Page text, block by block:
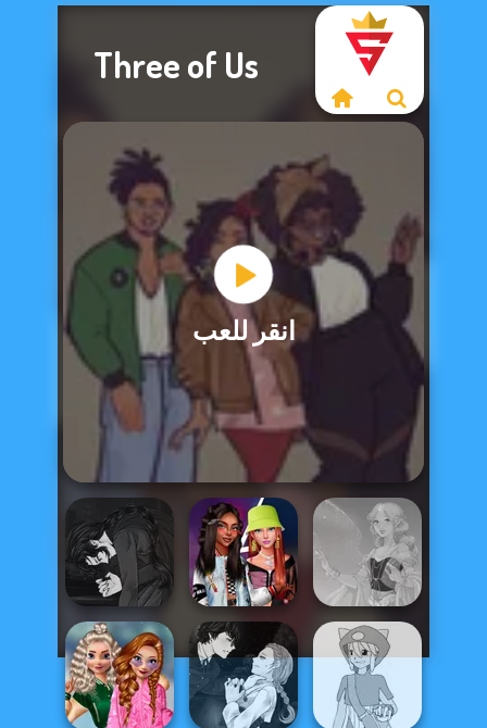
عذرًا، هذه اللعبة غير
متاحة
Three of Us
انقر للعب
Manga Creator
Vampire Hunter
P...
Fashionistas'
Faceoff
Faithful Elf